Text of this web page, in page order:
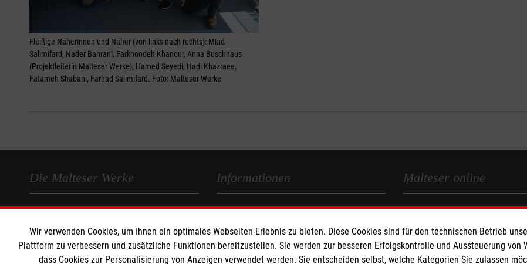
Fleißige Näherinnen und Näher (von links nach rechts): Miad
Salimifard, Nader Bahrani, Farkhondeh Khanour, Anna Buschhaus
(Projektleiterin Malteser Werke), Hamed Seyedi, Hadi Khazraee,
Fatameh Shabani, Farhad Salimifard. Foto: Malteser Werke
Die Malteser Werke
Unser Profil
Karriere
Migration
Jugendhilfe
Informationen
Impressum
Datenschutzerklärung
Compliance
Malteser online
Malteserorden
Malteser Jugend
Malteser International
Intern: Intranet der Malteser
Wir verwenden Cookies, um Ihnen ein optimales Webseiten-Erlebnis zu bieten. Diese Cookies sind für den technischen Betrieb
Plattform zu verbessern und zusätzliche Funktionen bereitzustellen. Sie werden zur besseren Erfolgskontrolle und Aussteuerung von
dass Cookies zur Personalisierung von Anzeigen verwendet werden. Sie entscheiden selbst, welche Kategorien Sie zulassen